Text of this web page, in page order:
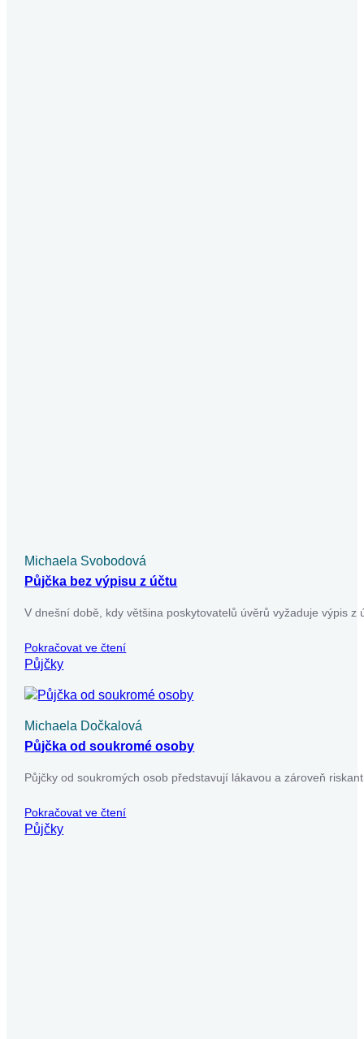
Pokračovat ve čtení
Půjčky
Už máte dost nekonečného
Usnadněte si to – vyplňte jen jeden formulář a
ochotné vám půjčit. Pak už si jen vyberete tu
Získat půjčku